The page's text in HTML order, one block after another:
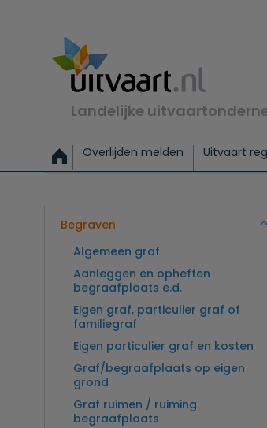
Landelijke
Overlijden melden Uitvaart
Exclusieve uitvaart Begrafenis Basis
Begraven
Algemeen graf
Aanleggen en opheffen
begraafplaats e.d.
Eigen graf, particulier graf of
familiegraf
Eigen particulier graf en kosten
Graf/begraafplaats op eigen
grond
Graf ruimen / ruiming
begraafplaats